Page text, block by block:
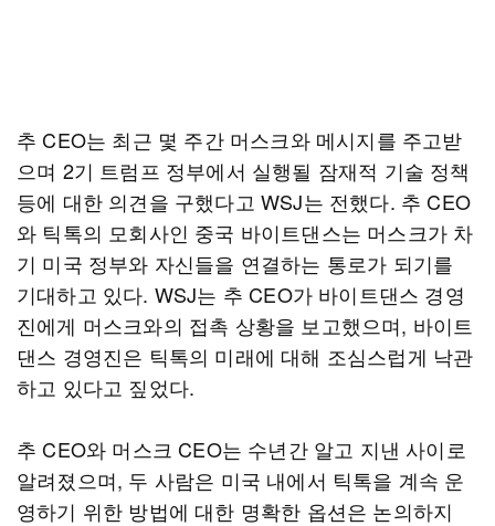
추 CEO는 최근 몇 주간 머스크와 메시지를 주고받
으며 2기 트럼프 정부에서 실행될 잠재적 기술 정책
등에 대한 의견을 구했다고 WSJ는 전했다. 추 CEO
와 틱톡의 모회사인 중국 바이트댄스는 머스크가 차
기 미국 정부와 자신들을 연결하는 통로가 되기를
기대하고 있다. WSJ는 추 CEO가 바이트댄스 경영
진에게 머스크와의 접촉 상황을 보고했으며, 바이트
댄스 경영진은 틱톡의 미래에 대해 조심스럽게 낙관
하고 있다고 짚었다.
추 CEO와 머스크 CEO는 수년간 알고 지낸 사이로
알려졌으며, 두 사람은 미국 내에서 틱톡을 계속 운
영하기 위한 방법에 대한 명확한 옵션은 논의하지